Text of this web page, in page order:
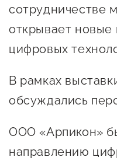
сотрудничестве
открывает новые
цифровых
В рамках
обсуждались
ООО «Арпикон»
направлению